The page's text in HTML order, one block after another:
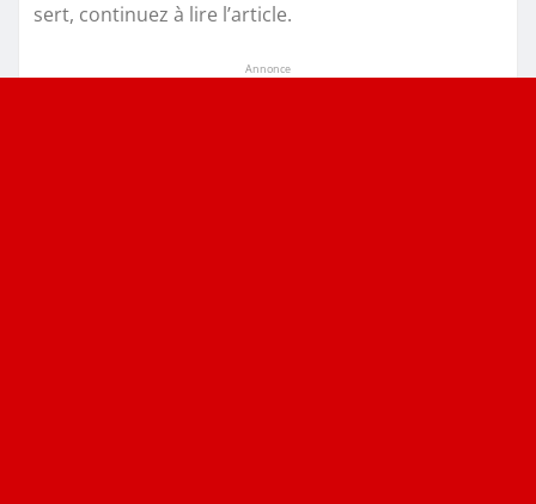
sert, continuez à lire l’article.
Annonce